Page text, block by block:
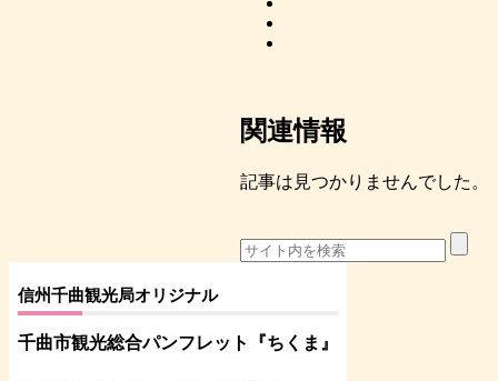
関連情報
記事は見つかりませんでした。
信州千曲観光局オリジナル
千曲市観光総合パンフレット 『ちくま 』